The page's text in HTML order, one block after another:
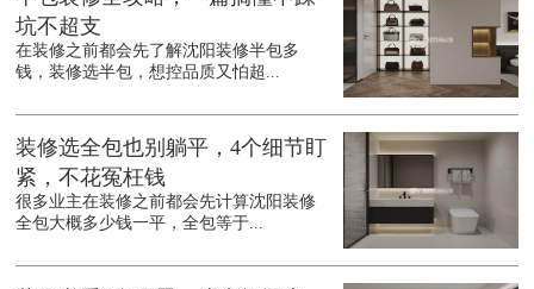
坑不超支
在装修之前都会先了解沈阳装修半包多
钱，装修选半包，想控品质又怕超...
装修选全包也别躺平，4个细节盯
紧，不花冤枉钱
很多业主在装修之前都会先计算沈阳装修
全包大概多少钱一平，全包等于...